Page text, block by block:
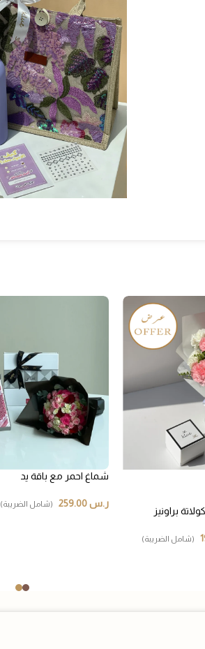
براونيز
(شامل الضريبة)
شماغ احمر مع باقة يد
ر.س259.00 (شامل الضريبة)